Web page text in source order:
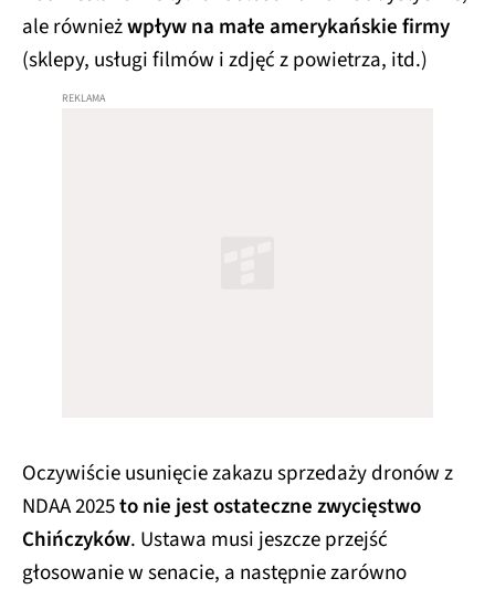
ale równieżwpływ na małe amerykańskie firmy
(sklepy, usługi filmów i zdjęć z powietrza, itd.)
Oczywiście usunięcie zakazu sprzedaży dronów z
NDAA 2025to nie jest ostateczne zwycięstwo
Chińczyków. Ustawa musi jeszcze przejść
głosowanie w senacie, a następnie zarówno